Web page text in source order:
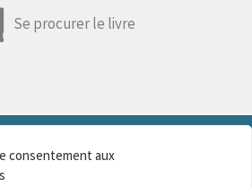
consentement aux
Se procurer le livre